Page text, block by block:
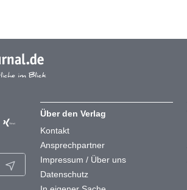
Über den Verlag
Kontakt
Ansprechpartner
Impressum / Über uns
Datenschutz